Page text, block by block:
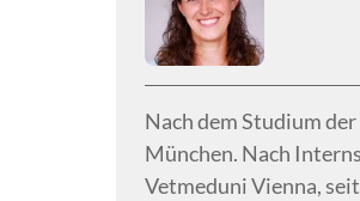
Nach dem Studium
München. Nach
Vetmeduni Vienna,